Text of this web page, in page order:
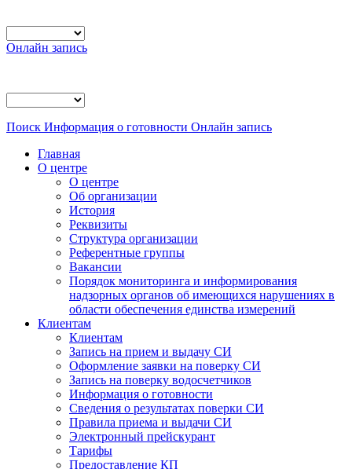
Онлайн запись
Поиск Информация о готовности Онлайн запись
Главная
О центре
О центре
Об организации
История
Реквизиты
Структура организации
Референтные группы
Вакансии
Порядок мониторинга и информирования
надзорных органов об имеющихся нарушениях в
области обеспечения единства измерений
Клиентам
Клиентам
Запись на прием и выдачу СИ
Оформление заявки на поверку СИ
Запись на поверку водосчетчиков
Информация о готовности
Сведения о результатах поверки СИ
Правила приема и выдачи СИ
Электронный прейскурант
Тарифы
Предоставление КП